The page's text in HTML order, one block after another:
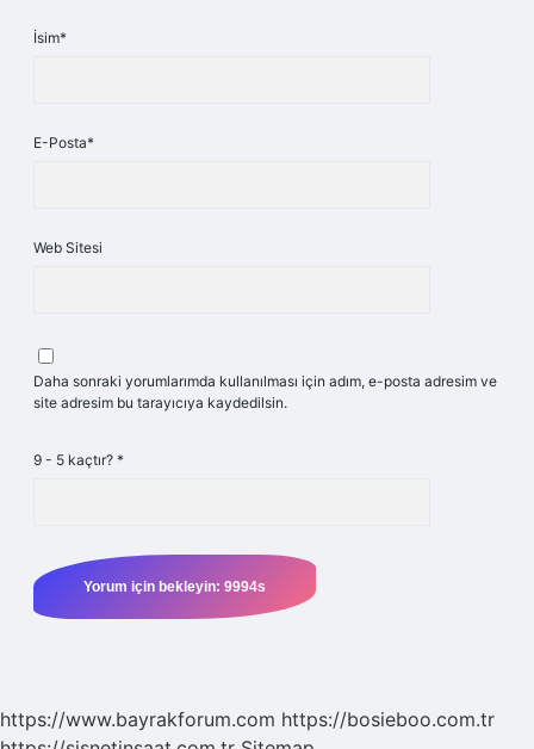
İsim*
E-Posta*
Web Sitesi
Daha sonraki yorumlarımda kullanılması için adım, e-posta adresim ve
site adresim bu tarayıcıya kaydedilsin.
9 - 5 kaçtır? *
https://www.bayrakforum.com https://bosieboo.com.tr